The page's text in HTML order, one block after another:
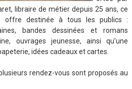
libraire de métier depuis 25 ans, ce
offre destinée à tous les publics :
bandes dessinées et romans
ouvrages jeunesse, ainsi qu’une
idées cadeaux et cartes.
rendez-vous sont proposés au